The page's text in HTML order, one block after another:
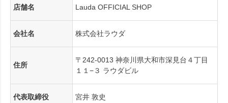
店舗名 Lauda OFFICIAL SHOP
会社名 株式会社ラウダ
住所
〒242-0013 神奈川県大和市深見台４丁目
１１−３ ラウダビル
代表取締役 宮井 敦史